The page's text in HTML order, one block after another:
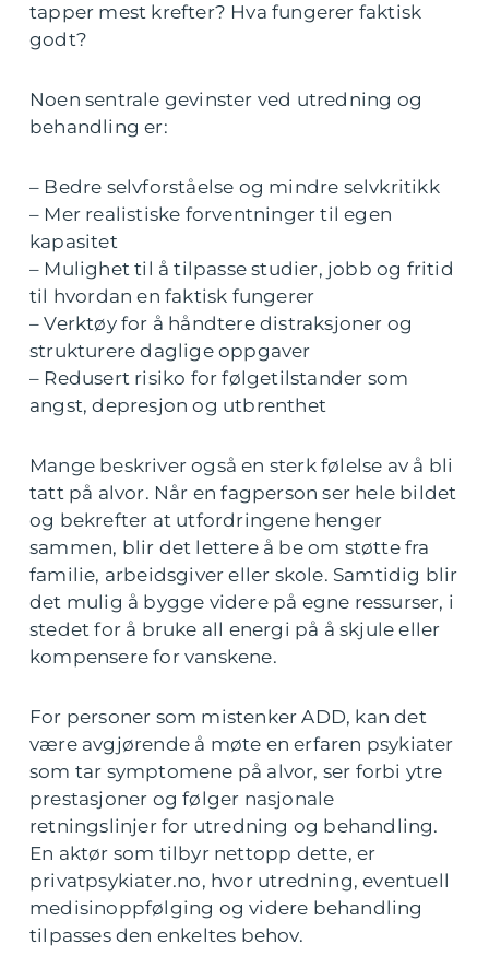
tapper mest krefter? Hva fungerer faktisk
godt?
Noen sentrale gevinster ved utredning og
behandling er:
– Bedre selvforståelse og mindre selvkritikk
– Mer realistiske forventninger til egen
kapasitet
– Mulighet til å tilpasse studier, jobb og fritid
til hvordan en faktisk fungerer
– Verktøy for å håndtere distraksjoner og
strukturere daglige oppgaver
– Redusert risiko for følgetilstander som
angst, depresjon og utbrenthet
Mange beskriver også en sterk følelse av å bli
tatt på alvor. Når en fagperson ser hele bildet
og bekrefter at utfordringene henger
sammen, blir det lettere å be om støtte fra
familie, arbeidsgiver eller skole. Samtidig blir
det mulig å bygge videre på egne ressurser, i
stedet for å bruke all energi på å skjule eller
kompensere for vanskene.
For personer som mistenker ADD, kan det
være avgjørende å møte en erfaren psykiater
som tar symptomene på alvor, ser forbi ytre
prestasjoner og følger nasjonale
retningslinjer for utredning og behandling.
En aktør som tilbyr nettopp dette, er
privatpsykiater.no, hvor utredning, eventuell
medisinoppfølging og videre behandling
tilpasses den enkeltes behov.